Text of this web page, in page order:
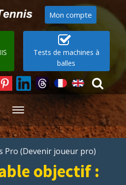
Mon compte
Tests de machines à
balles
Pro (Devenir joueur pro)
objectif :